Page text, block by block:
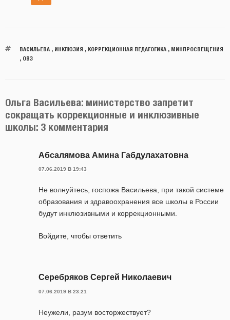
ВАСИЛЬЕВА, ИНКЛЮЗИЯ , КОРРЕКЦИОННАЯ ПЕДАГОГИКА, МИНПРОСВЕЩЕНИЯ
, ОВЗ
Ольга Васильева: министерство запретит
сокращать коррекционные и инклюзивные
школы: 3 комментария
Абсалямова Амина Габдулахатовна
07.06.2019 В 19:43
Не волнуйтесь, госпожа Васильева, при такой системе
образования и здравоохранения все школы в России
будут инклюзивными и коррекционными.
Войдите, чтобы ответить
Серебряков Сергей Николаевич
07.06.2019 В 23:21
Неужели, разум восторжествует?